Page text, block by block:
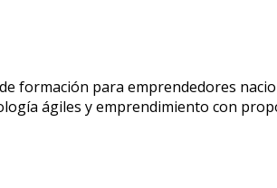
formación para emprendedores
ágiles y emprendimiento con